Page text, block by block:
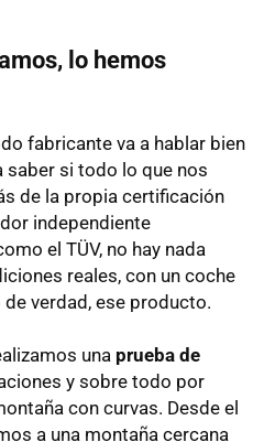
lo hemos
fabricante va a hablar bien
si todo lo que nos
de la propia certificación
independiente
el TÜV, no hay nada
reales, con un coche
verdad, ese producto.
una prueba de
y sobre todo por
con curvas. Desde el
a una montaña cercana